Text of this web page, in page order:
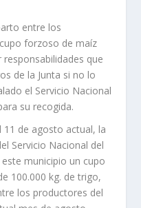
entre los
forzoso de maíz
que
de la Junta si no lo
el Servicio Nacional
su recogida.
11 de agosto actual, la
Servicio Nacional del
municipio un cupo
100.000 kg. de trigo,
los productores del